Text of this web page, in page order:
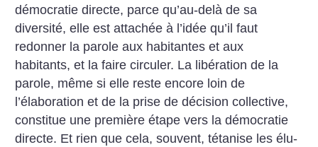
démocratie directe, parce qu’au-delà de sa
diversité, elle est attachée à l’idée qu’il faut
redonner la parole aux habitantes et aux
habitants, et la faire circuler. La libération de la
parole, même si elle reste encore loin de
l’élaboration et de la prise de décision collective,
constitue une première étape vers la démocratie
directe. Et rien que cela, souvent, tétanise les élu-